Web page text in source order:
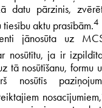
datu pārzinis,
aktu prasībām.4
jānosūta uz
nosūtītu, ja ir
tā nosūtīšanu, formu
nosūtīs
nosacījumiem,